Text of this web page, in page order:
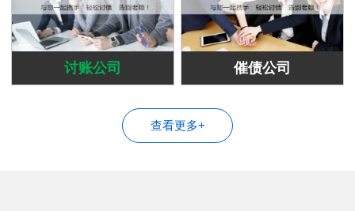
讨账公司 催债公司
查看更多+